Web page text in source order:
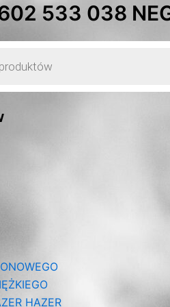
533 038
HAZER